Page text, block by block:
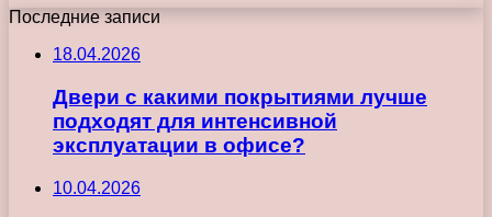
Последние записи
18.04.2026
Двери с какими покрытиями лучше
подходят для интенсивной
эксплуатации в офисе?
10.04.2026